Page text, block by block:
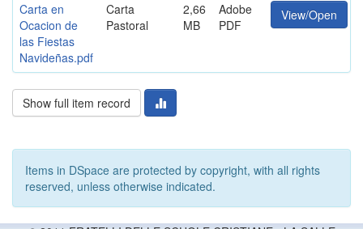
Carta en
Ocacion de
las Fiestas
Navideñas.pdf
Carta
Pastoral
2,66
MB
Adobe
PDF
View/Open
Show full item record
Items in DSpace are protected by copyright, with all rights
reserved, unless otherwise indicated.